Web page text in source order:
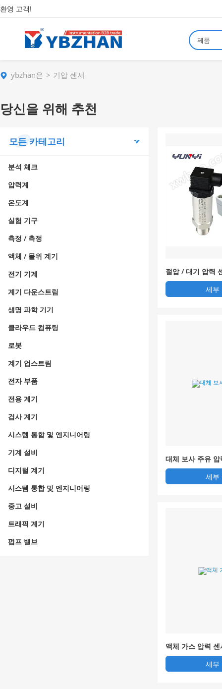
환영 고객!
제품
ybzhan은 기압 센서
당신을 위해 추천
모든 카테고리
분석 체크
압력계
온도계
실험 기구
측정 / 측정
액체 / 물위 계기
전기 기계
계기 다운스트림
생명 과학 기기
클라우드 컴퓨팅
로봇
계기 업스트림
전자 부품
전용 계기
검사 계기
시스템 통합 및 엔지니어링
기계 설비
디지털 계기
시스템 통합 및 엔지니어링
중고 설비
트래픽 계기
펌프 밸브
절압 / 대기 압력
세부
대체 보사 주유 압
세부
액체 가스 압력 센
세부